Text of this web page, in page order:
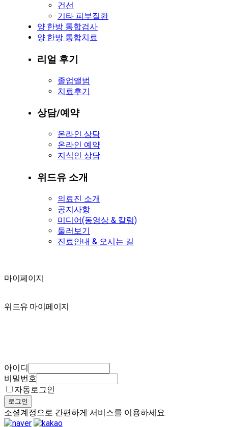
건선
기타 피부질환
양·한방 통합검사
양·한방 통합치료
리얼 후기
졸업앨범
치료후기
상담/예약
온라인 상담
온라인 예약
지식인 상담
위드유 소개
의료진 소개
공지사항
미디어(동영상 & 칼럼)
둘러보기
진료안내 & 오시는 길
마이페이지
위드유 마이페이지
아이디
비밀번호
자동로그인
로그인
소셜계정으로 간편하게 서비스를 이용하세요